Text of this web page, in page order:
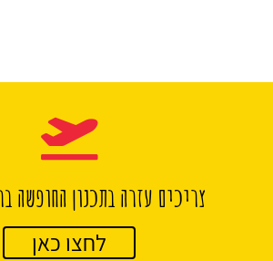
צריכים עזרה בתכנון החופשה
לחצו כאן